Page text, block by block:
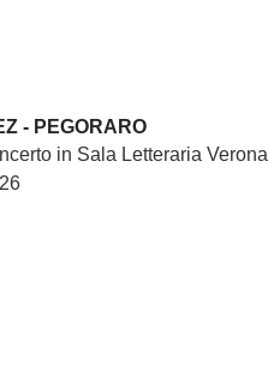
- PEGORARO
in Sala Letteraria Verona